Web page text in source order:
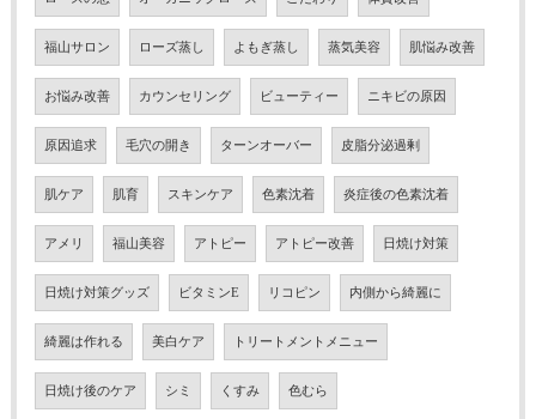
福山サロン ローズ蒸し よもぎ蒸し 蒸気美容 肌悩み改善
お悩み改善 カウンセリング ビューティー ニキビの原因
原因追求 毛穴の開き ターンオーバー 皮脂分泌過剰
肌ケア 肌育 スキンケア 色素沈着 炎症後の色素沈着
アメリ 福山美容 アトピー アトピー改善 日焼け対策
日焼け対策グッズ ビタミンE リコピン 内側から綺麗に
綺麗は作れる 美白ケア トリートメントメニュー
日焼け後のケア シミ くすみ 色むら